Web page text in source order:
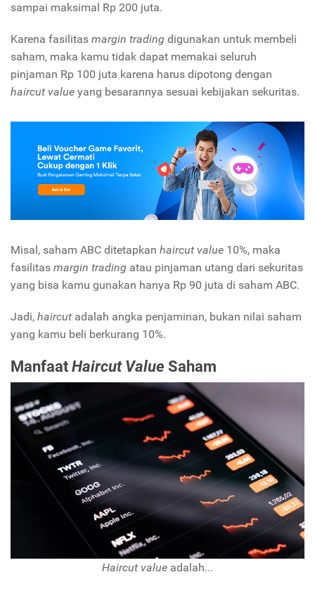
sampai maksimal Rp 200 juta.
Karena fasilitas margin trading digunakan untuk membeli
saham, maka kamu tidak dapat memakai seluruh
pinjaman Rp 100 juta karena harus dipotong dengan
haircut value yang besarannya sesuai kebijakan sekuritas.
Misal, saham ABC ditetapkan haircut value 10%, maka
fasilitas margin trading atau pinjaman utang dari sekuritas
yang bisa kamu gunakan hanya Rp 90 juta di saham ABC.
Jadi, haircut adalah angka penjaminan, bukan nilai saham
yang kamu beli berkurang 10%.
ManfaatHaircut Value Saham
Haircut value adalah...